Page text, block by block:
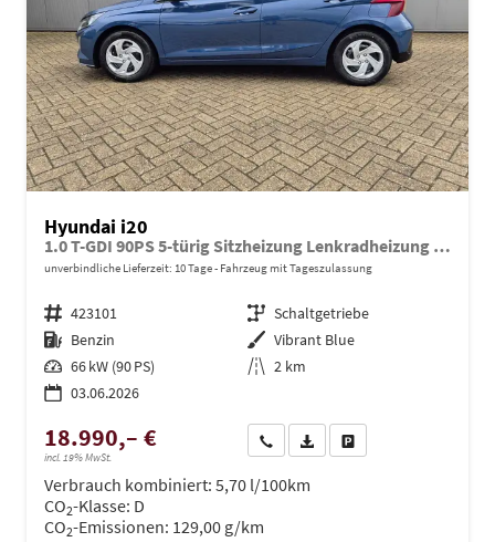
Hyundai i20
1.0 T-GDI 90PS 5-türig Sitzheizung Lenkradheizung Rückf.Kamera PDC Klima Apple CarPlay Android Auto Tempomat Touchscreen
unverbindliche Lieferzeit: 10 Tage Fahrzeug mit Tageszulassung
Fahrzeugnr. 423101 Getriebe Schaltgetriebe
Kraftstoff Benzin Außenfarbe Vibrant Blue
Leistung 66 kW (90 PS) Kilometerstand 2 km
03.06.2026
18.990,– €
incl. 19% MwSt.
Wir rufen Sie anPDF-Datei, Fahrzeugexposé
Verbrauch kombiniert: 5,70 l/100km
CO2-Klasse: D
CO2-Emissionen: 129,00 g/km